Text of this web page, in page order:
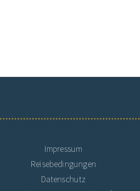
Impressum
Reisebedingungen
Datenschutz